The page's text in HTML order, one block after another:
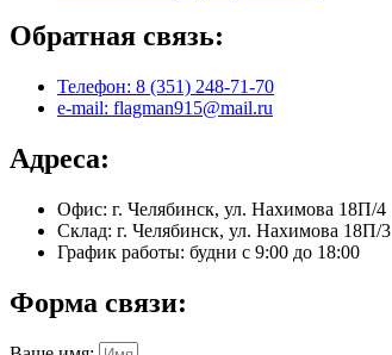
Обратная связь:
Телефон: 8 (351) 248-71-70
e-mail: flagman915@mail.ru
Адреса:
Офис: г. Челябинск, ул. Нахимова 18П/4
Склад: г. Челябинск, ул. Нахимова 18П/3
График работы: будни с 9:00 до 18:00
Форма связи: